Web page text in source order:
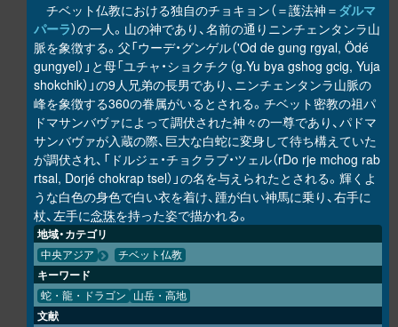
チベット仏教における独自のチョキョン（＝護法神＝ ダルマ
パーラ）の一人。山の神であり、名前の通りニンチェンタンラ山
脈を象徴する。父「ウーデ・グンゲル（'Od de gung rgyal, Ödé
gungyel）」と母「ユチャ・ショクチク（g.Yu bya gshog gcig, Yuja
shokchik）」の9人兄弟の長男であり、ニンチェンタンラ山脈の
峰を象徴する360の眷属がいるとされる。チベット密教の祖パ
ドマサンバヴァによって調伏された神々の一尊であり、パドマ
サンバヴァが入蔵の際、巨大な白蛇に変身して待ち構えていた
が調伏され、「ドルジェ・チョクラブ・ツェル（rDo rje mchog rab
rtsal, Dorjé chokrap tsel）」の名を与えられたとされる。輝くよ
うな白色の身色で白い衣を着け、踵が白い神馬に乗り、右手に
杖、左手に念珠を持った姿で描かれる。
地域・カテゴリ
中央アジア チベット仏教
キーワード
蛇・龍・ドラゴン 山岳・高地
文献